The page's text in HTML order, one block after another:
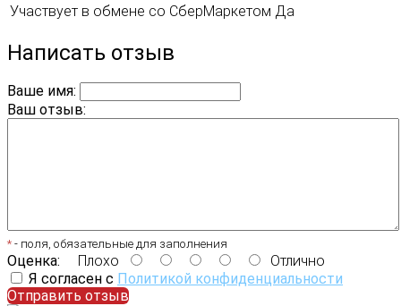
Участвует в обмене со СберМаркетом Да
Написать отзыв
Ваше имя:
Ваш отзыв:
* - поля, обязательные для заполнения
Оценка: Плохо
Отлично
Я согласен с Политикой конфиденциальности
Отправить отзыв